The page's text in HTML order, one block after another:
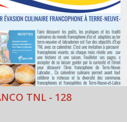
TNL - 128